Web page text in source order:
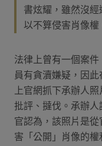
書炫耀，雖然沒
以不算侵害肖像權
法律上曾有一個案
員有貪瀆嫌疑，因
上官網抓下承辦人
批評、撻伐。承辦
官認為，該照片是
害「公開」肖像的